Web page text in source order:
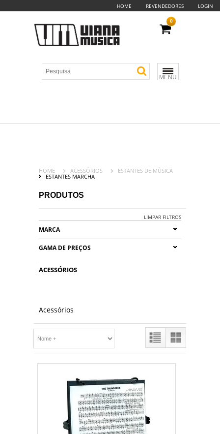
HOME REVENDEDORES LOGIN
MENU
0
HOME ACESSÓRIOS
ESTANTES DE MÚSICA
ESTANTES MARCHA
PRODUTOS
LIMPAR FILTROS
MARCA
GAMA DE PREÇOS
ACESSÓRIOS
Acessórios